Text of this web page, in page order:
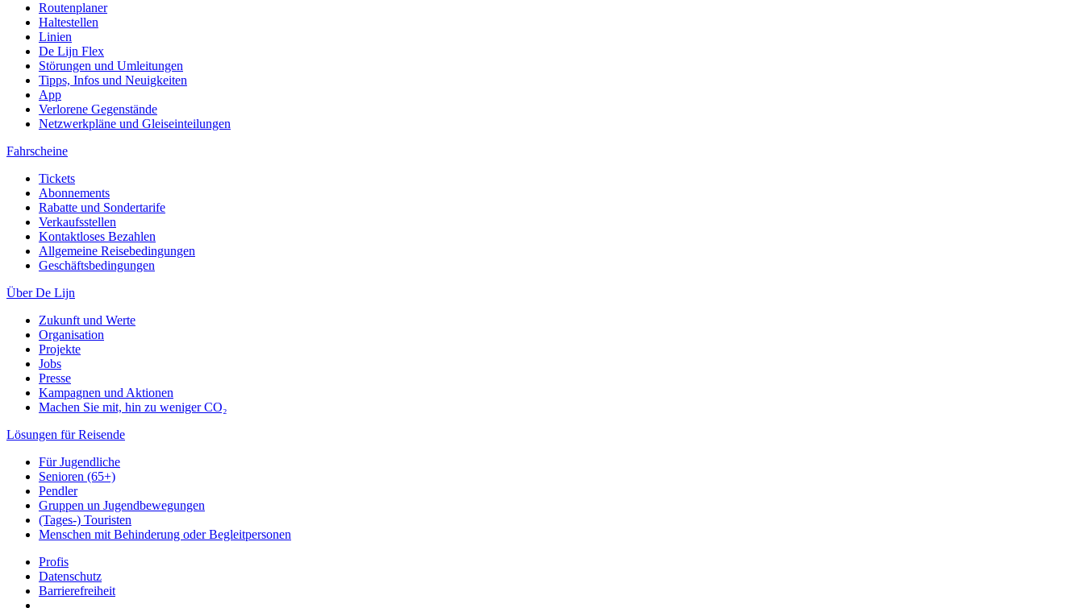
Routenplaner
Haltestellen
Linien
De Lijn Flex
Störungen und Umleitungen
Tipps, Infos und Neuigkeiten
App
Verlorene Gegenstände
Netzwerkpläne und Gleiseinteilungen
Fahrscheine
Tickets
Abonnements
Rabatte und Sondertarife
Verkaufsstellen
Kontaktloses Bezahlen
Allgemeine Reisebedingungen
Geschäftsbedingungen
Über De Lijn
Zukunft und Werte
Organisation
Projekte
Jobs
Presse
Kampagnen und Aktionen
Machen Sie mit, hin zu weniger CO₂
Lösungen für Reisende
Für Jugendliche
Senioren (65+)
Pendler
Gruppen un Jugendbewegungen
(Tages-) Touristen
Menschen mit Behinderung oder Begleitpersonen
Profis
Datenschutz
Barrierefreiheit